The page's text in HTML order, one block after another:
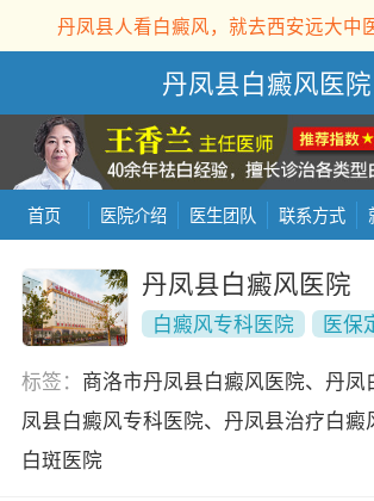
丹凤县人看白癜风，就去西安远大中
丹凤县白癜风医院
首页 医院介绍 医生团队 联系方式
丹凤县白癜风医院
白癜风专科医院
医保
标签： 商洛市丹凤县白癜风医院、丹凤
凤县白癜风专科医院、丹凤县治疗白癜
白斑医院